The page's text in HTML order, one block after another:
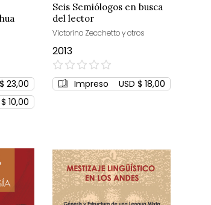
23,00
10,00
Seis Semiólogos en busca
del lector
Victorino Zecchetto y otros
2013
0%
Impreso USD $ 18,00